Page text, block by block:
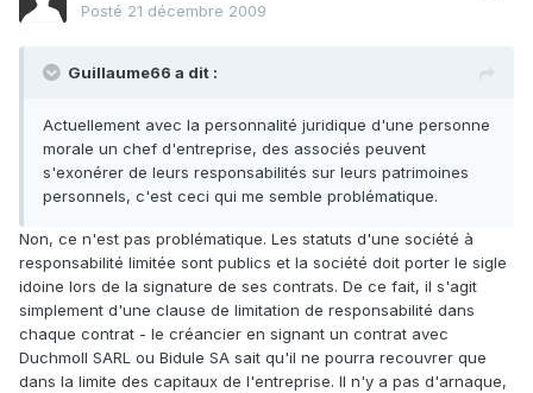
Posté 21 décembre 2009
Guillaume66 a dit :
Actuellement avec la personnalité juridique d'une personne
morale un chef d'entreprise, des associés peuvent
s'exonérer de leurs responsabilités sur leurs patrimoines
personnels, c'est ceci qui me semble problématique.
Non, ce n'est pas problématique. Les statuts d'une société à
responsabilité limitée sont publics et la société doit porter le sigle
idoine lors de la signature de ses contrats. De ce fait, il s'agit
simplement d'une clause de limitation de responsabilité dans
chaque contrat - le créancier en signant un contrat avec
Duchmoll SARL ou Bidule SA sait qu'il ne pourra recouvrer que
dans la limite des capitaux de l'entreprise. Il n'y a pas d'arnaque,